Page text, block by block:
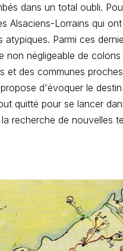
dans un total oubli.
Alsaciens-Lorrains qui
atypiques. Parmi ces
non négligeable de colons
et des communes
d'évoquer le
quitté pour se lancer
recherche de nouvelles